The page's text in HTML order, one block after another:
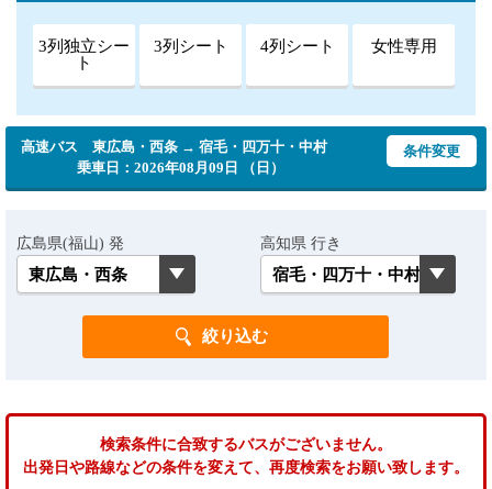
3列独立シー
ト
3列シート 4列シート 女性専用
高速バス 東広島・西条 → 宿毛・四万十・中村
乗車日：2026年08月09日 （日）
条件変更
広島県(福山) 発 高知県 行き
検索条件に合致するバスがございません。
出発日や路線などの条件を変えて、再度検索をお願い致します。